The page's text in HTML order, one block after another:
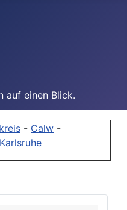
auf einen Blick.
- Calw -
Karlsruhe